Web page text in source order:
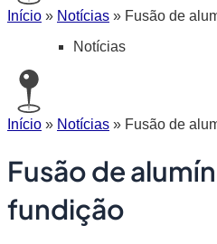
Início » Notícias » Fusão de
Notícias
Início » Notícias » Fusão de
Fusão de
fundição